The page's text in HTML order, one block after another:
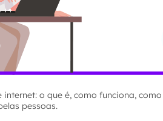
o que é, como funciona,
pessoas.